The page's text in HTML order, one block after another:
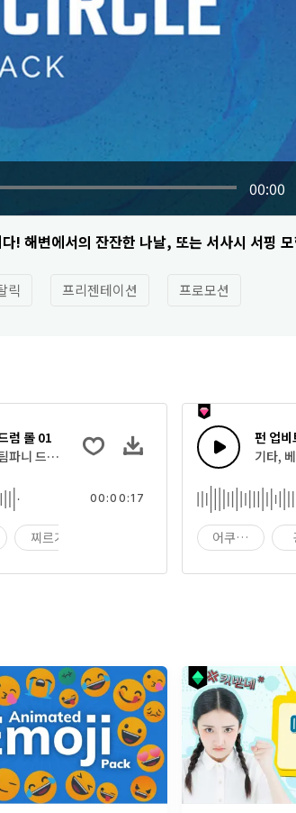
00:00
! 해변에서의 잔잔한 나날, 또는 서사시 서핑
릭 프리젠테이션 프로모션
럼 롤 01
파니 드럼 롤과 스팅
찌르기
00:00:17
펀 업
기타,
어쿠스틱